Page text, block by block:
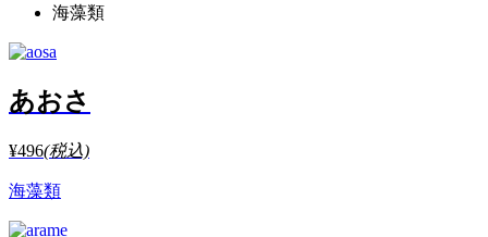
海藻類
あおさ
¥496(税込)
海藻類